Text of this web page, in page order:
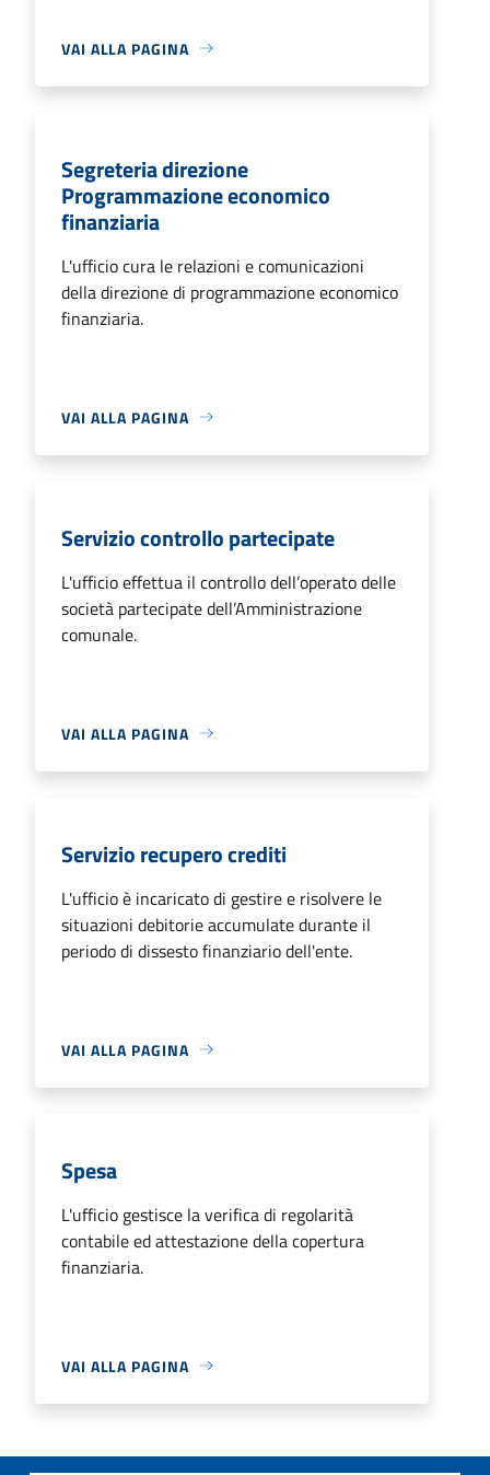
VAI ALLA PAGINA
Segreteria direzione
Programmazione economico
finanziaria
L'ufficio cura le relazioni e comunicazioni
della direzione di programmazione economico
finanziaria.
VAI ALLA PAGINA
Servizio controllo partecipate
L'ufficio effettua il controllo dell’operato delle
società partecipate dell’Amministrazione
comunale.
VAI ALLA PAGINA
Servizio recupero crediti
L'ufficio è incaricato di gestire e risolvere le
situazioni debitorie accumulate durante il
periodo di dissesto finanziario dell'ente.
VAI ALLA PAGINA
Spesa
L'ufficio gestisce la verifica di regolarità
contabile ed attestazione della copertura
finanziaria.
VAI ALLA PAGINA